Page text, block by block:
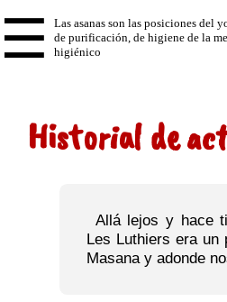
☰
Historial de
Allá lejos y hace
Les Luthiers era un
Masana y adonde